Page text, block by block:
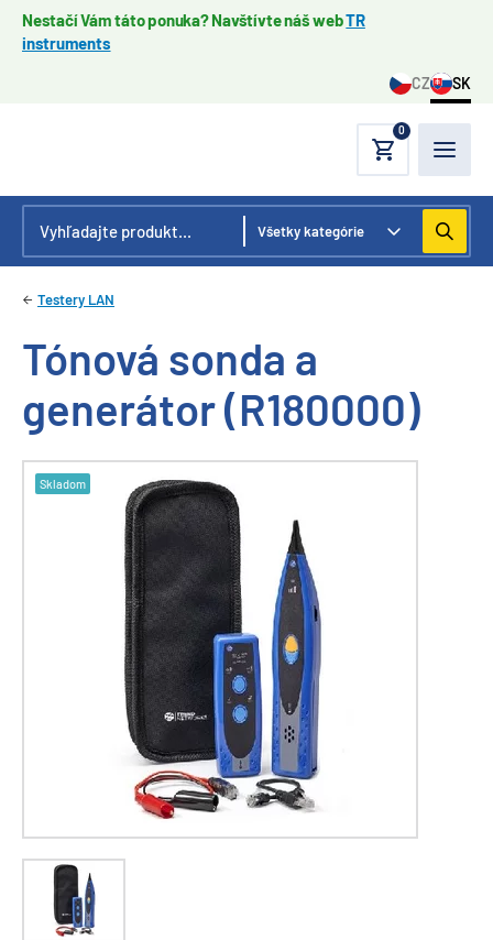
Nestačí Vám táto ponuka? Navštívte náš webTR
instruments
CZ SK
0
Testery LAN
Tónová sonda a
generátor (R180000)
Skladom